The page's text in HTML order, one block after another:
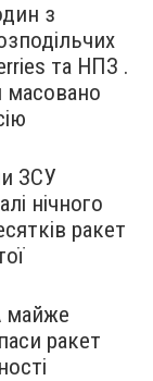
з
та НПЗ .
масовано
ЗСУ
нічного
ракет
майже
ракет